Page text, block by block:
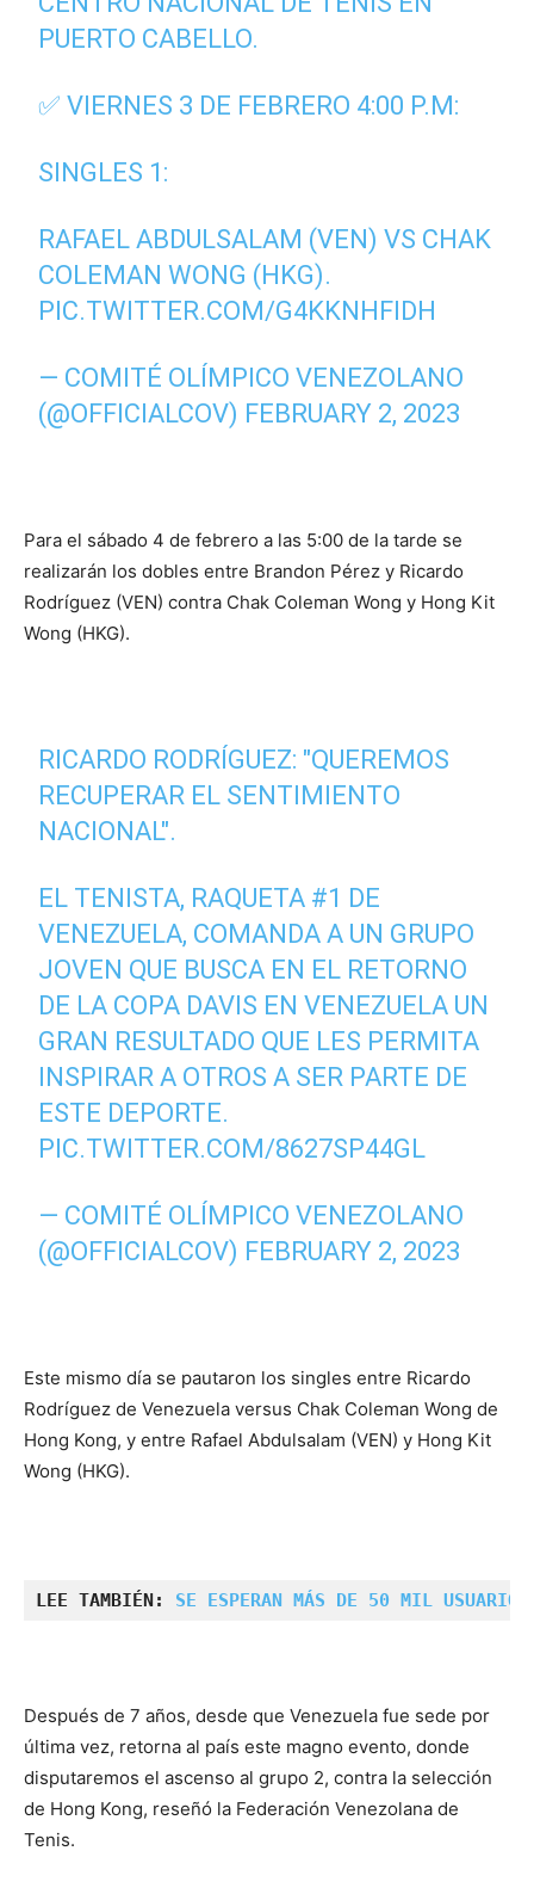
PUERTO CABELLO.
✅ VIERNES 3 DE FEBRERO 4:00 P.M:
SINGLES 1:
RAFAEL ABDULSALAM (VEN) VS CHAK
COLEMAN WONG (HKG).
PIC.TWITTER.COM/G4KKNHFIDH
— COMITÉ OLÍMPICO VENEZOLANO
(@OFFICIALCOV) FEBRUARY 2, 2023
Para el sábado 4 de febrero a las 5:00 de la tarde se
realizarán los dobles entre Brandon Pérez y Ricardo
Rodríguez (VEN) contra Chak Coleman Wong y Hong Kit
Wong (HKG).
RICARDO RODRÍGUEZ: "QUEREMOS
RECUPERAR EL SENTIMIENTO
NACIONAL".
EL TENISTA, RAQUETA #1 DE
VENEZUELA, COMANDA A UN GRUPO
JOVEN QUE BUSCA EN EL RETORNO
DE LA COPA DAVIS EN VENEZUELA UN
GRAN RESULTADO QUE LES PERMITA
INSPIRAR A OTROS A SER PARTE DE
ESTE DEPORTE.
PIC.TWITTER.COM/8627SP44GL
— COMITÉ OLÍMPICO VENEZOLANO
(@OFFICIALCOV) FEBRUARY 2, 2023
Este mismo día se pautaron los singles entre Ricardo
Rodríguez de Venezuela versus Chak Coleman Wong de
Hong Kong, y entre Rafael Abdulsalam (VEN) y Hong Kit
Wong (HKG).
LEE TAMBIÉN: SE ESPERAN MÁS DE 50 MIL
Después de 7 años, desde que Venezuela fue sede por
última vez, retorna al país este magno evento, donde
disputaremos el ascenso al grupo 2, contra la selección
de Hong Kong, reseñó la Federación Venezolana de
Tenis.